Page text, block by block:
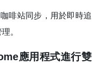
啡站同步，用於即時追
。
應用程式進行雙